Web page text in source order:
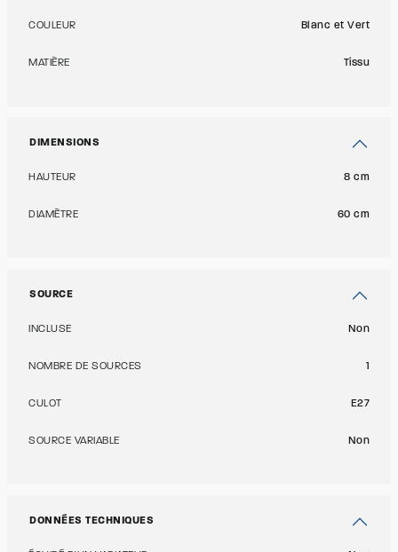
COULEUR Blanc et Vert
MATIÈRE Tissu
DIMENSIONS
HAUTEUR 8 cm
DIAMÈTRE 60 cm
SOURCE
INCLUSE Non
NOMBRE DE SOURCES 1
CULOT E27
SOURCE VARIABLE Non
DONNÉES TECHNIQUES